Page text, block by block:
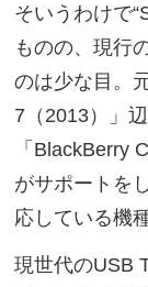
そいうわけで
ものの、現行
のは少な目。
7（2013）」
「BlackBerry
がサポートを
応している機
現世代のUSB